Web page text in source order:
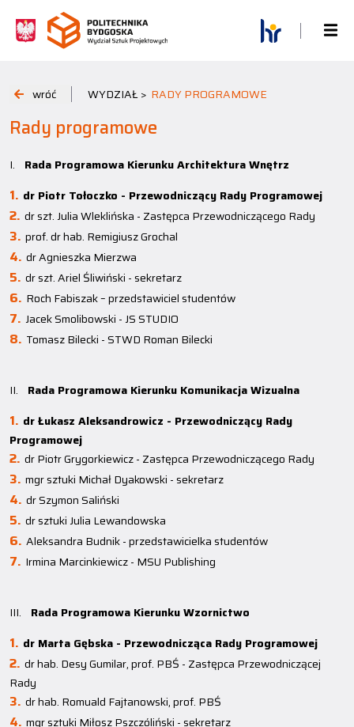
wróć WYDZIAŁ > RADY PROGRAMOWE
Rady programowe
I. Rada Programowa Kierunku Architektura Wnętrz
dr Piotr Tołoczko - Przewodniczący Rady Programowej
dr szt. Julia Wleklińska - Zastępca Przewodniczącego Rady
prof. dr hab. Remigiusz Grochal
dr Agnieszka Mierzwa
dr szt. Ariel Śliwiński - sekretarz
Roch Fabiszak – przedstawiciel studentów
Jacek Smolibowski - JS STUDIO
Tomasz Bilecki - STWD Roman Bilecki
II. Rada Programowa Kierunku Komunikacja Wizualna
dr Łukasz Aleksandrowicz - Przewodniczący Rady
Programowej
dr Piotr Grygorkiewicz - Zastępca Przewodniczącego Rady
mgr sztuki Michał Dyakowski - sekretarz
dr Szymon Saliński
dr sztuki Julia Lewandowska
Aleksandra Budnik - przedstawicielka studentów
Irmina Marcinkiewicz - MSU Publishing
III. Rada Programowa Kierunku Wzornictwo
dr Marta Gębska - Przewodnicząca Rady Programowej
dr hab. Desy Gumilar, prof. PBŚ - Zastępca Przewodniczącej
Rady
dr hab. Romuald Fajtanowski, prof. PBŚ
mgr sztuki Miłosz Pszczóliński - sekretarz